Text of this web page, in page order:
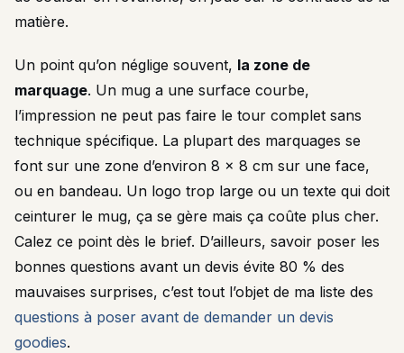
matière.
Un point qu’on néglige souvent, la zone de
marquage. Un mug a une surface courbe,
l’impression ne peut pas faire le tour complet sans
technique spécifique. La plupart des marquages se
font sur une zone d’environ 8 x 8 cm sur une face,
ou en bandeau. Un logo trop large ou un texte qui doit
ceinturer le mug, ça se gère mais ça coûte plus cher.
Calez ce point dès le brief. D’ailleurs, savoir poser les
bonnes questions avant un devis évite 80 % des
mauvaises surprises, c’est tout l’objet de ma liste des
questions à poser avant de demander un devis
goodies.